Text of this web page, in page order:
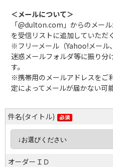
＜メールについて＞
「@dulton.com」からのメー
を受信リストに追加していただ
※フリーメール（Yahoo!メール
迷惑メールフォルダ等に振り分
す。
※携帯用のメールアドレスをご
定によってメールが届かない可
件名(タイトル)
オーダーＩＤ